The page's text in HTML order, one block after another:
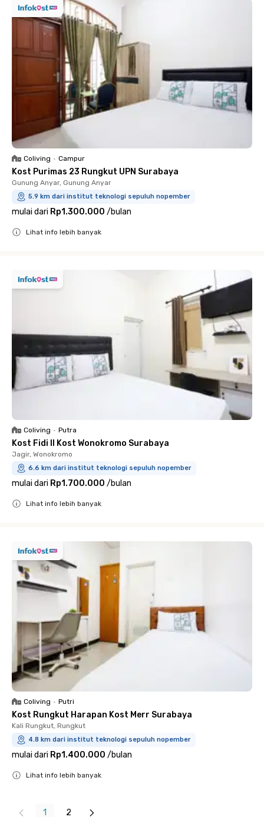
Coliving • Campur
Kost Purimas 23 Rungkut UPN Surabaya
Gunung Anyar, Gunung Anyar
5.9 km dari institut teknologi sepuluh nopember
mulai dari Rp1.300.000 /bulan
Lihat info lebih banyak
Coliving • Putra
Kost Fidi II Kost Wonokromo Surabaya
Jagir, Wonokromo
6.6 km dari institut teknologi sepuluh nopember
mulai dari Rp1.700.000 /bulan
Lihat info lebih banyak
Coliving • Putri
Kost Rungkut Harapan Kost Merr Surabaya
Kali Rungkut, Rungkut
4.8 km dari institut teknologi sepuluh nopember
mulai dari Rp1.400.000 /bulan
Lihat info lebih banyak
1 2